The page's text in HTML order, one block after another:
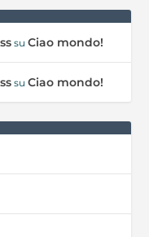
suCiao mondo!
suCiao mondo!